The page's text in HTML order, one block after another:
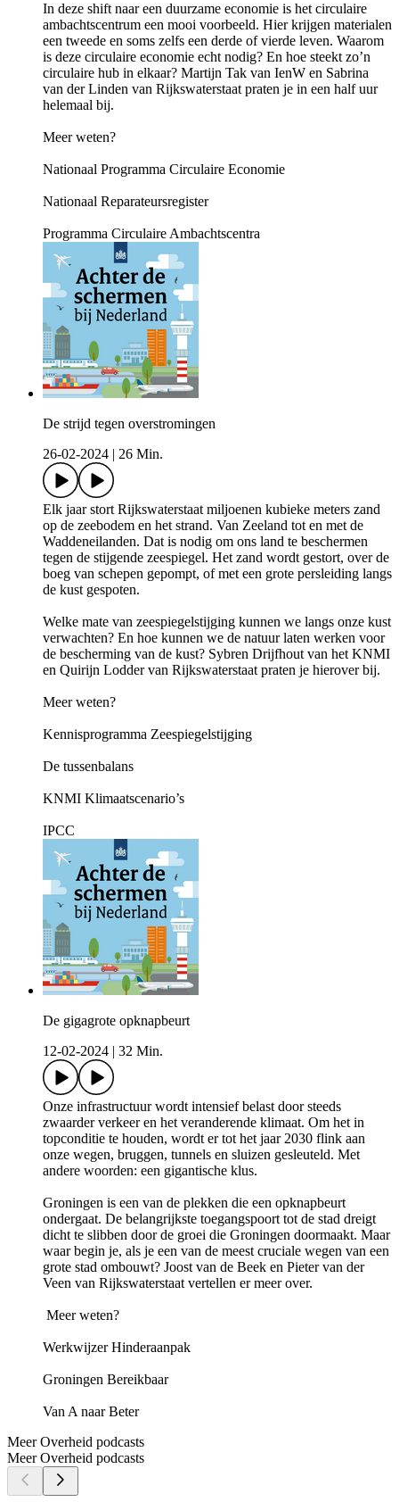
In deze shift naar een duurzame economie is het circulaire
ambachtscentrum een mooi voorbeeld. Hier krijgen materialen
een tweede en soms zelfs een derde of vierde leven. Waarom
is deze circulaire economie echt nodig? En hoe steekt zo’n
circulaire hub in elkaar? Martijn Tak van IenW en Sabrina
van der Linden van Rijkswaterstaat praten je in een half uur
helemaal bij.
Meer weten?
Nationaal Programma Circulaire Economie
Nationaal Reparateursregister
Programma Circulaire Ambachtscentra
De strijd tegen overstromingen
26-02-2024
26 Min.
Elk jaar stort Rijkswaterstaat miljoenen kubieke meters zand
op de zeebodem en het strand. Van Zeeland tot en met de
Waddeneilanden. Dat is nodig om ons land te beschermen
tegen de stijgende zeespiegel. Het zand wordt gestort, over de
boeg van schepen gepompt, of met een grote persleiding langs
de kust gespoten.
Welke mate van zeespiegelstijging kunnen we langs onze kust
verwachten? En hoe kunnen we de natuur laten werken voor
de bescherming van de kust? Sybren Drijfhout van het KNMI
en Quirijn Lodder van Rijkswaterstaat praten je hierover bij.
Meer weten?
Kennisprogramma Zeespiegelstijging
De tussenbalans
KNMI Klimaatscenario’s
IPCC
De gigagrote opknapbeurt
12-02-2024
32 Min.
Onze infrastructuur wordt intensief belast door steeds
zwaarder verkeer en het veranderende klimaat. Om het in
topconditie te houden, wordt er tot het jaar 2030 flink aan
onze wegen, bruggen, tunnels en sluizen gesleuteld. Met
andere woorden: een gigantische klus.
Groningen is een van de plekken die een opknapbeurt
ondergaat. De belangrijkste toegangspoort tot de stad dreigt
dicht te slibben door de groei die Groningen doormaakt. Maar
waar begin je, als je een van de meest cruciale wegen van een
grote stad ombouwt? Joost van de Beek en Pieter van der
Veen van Rijkswaterstaat vertellen er meer over.
Meer weten?
Werkwijzer Hinderaanpak
Groningen Bereikbaar
Van A naar Beter
Meer Overheid podcasts
Meer Overheid podcasts